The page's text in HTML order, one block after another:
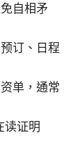
自相矛
订、日程
单，通常
读证明